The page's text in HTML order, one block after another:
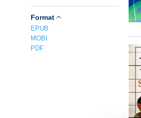
Format
EPUB
MOBI
PDF